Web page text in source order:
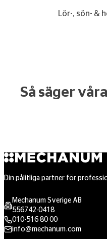
Lör-, sön- &
Så säger
Din pålitliga partner för
Mechanum Sverige AB
556742-0418
010-516 80 00
info@mechanum.com